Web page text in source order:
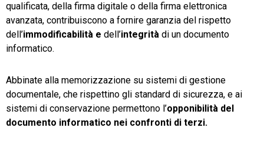
qualificata, della firma digitale o della firma elettronica
avanzata, contribuiscono a fornire garanzia del rispetto
dell’immodificabilità e dell’integrità di un documento
informatico.
Abbinate alla memorizzazione su sistemi di gestione
documentale, che rispettino gli standard di sicurezza, e ai
sistemi di conservazione permettono l’opponibilità del
documento informatico nei confronti di terzi.